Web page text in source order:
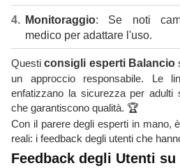
Monitoraggio: Se noti
medico per adattare l'uso.
Questiconsigli esperti Balancio
un approccio responsabile. Le
enfatizzano la sicurezza per adulti
che garantiscono qualità. 🏆
Con il parere degli esperti in mano,
reali: i feedback degli utenti che
Feedback degli Utenti